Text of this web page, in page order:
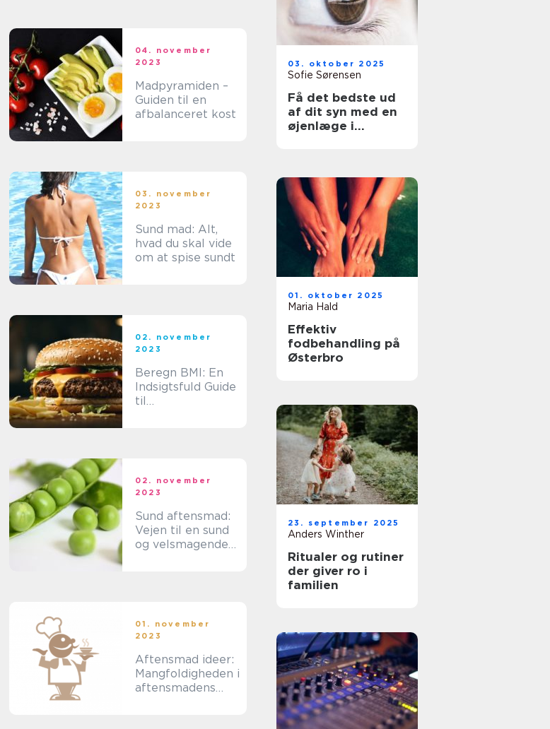
04. november
2023
Madpyramiden –
Guiden til en
afbalanceret kost
03. november
2023
Sund mad: Alt,
hvad du skal vide
om at spise sundt
02. november
2023
Beregn BMI: En
Indsigtsfuld Guide
til
02. november
2023
Sund aftensmad:
Vejen til en sund
og velsmagende
01. november
2023
Aftensmad ideer:
Mangfoldigheden i
aftensmadens
03. oktober 2025
Sofie Sørensen
Få det bedste ud
af dit syn med en
øjenlæge i
01. oktober 2025
Maria Hald
Effektiv
fodbehandling på
Østerbro
23. september 2025
Anders Winther
Ritualer og rutiner
der giver ro i
familien